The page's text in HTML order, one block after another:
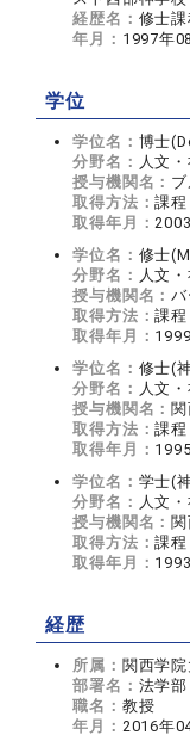
経歴名： 修士課
年月： 1997年
学位
学位名： 博士
分野名： 人文
授与機関名：
取得方法：課程
取得年月：
学位名： 修士
分野名： 人文
授与機関名：
取得方法：課程
取得年月：
学位名： 修士(
分野名： 人文
授与機関名：
取得方法：課程
取得年月：
学位名： 学士(
分野名： 人文
授与機関名：
取得方法：課程
取得年月：
経歴
所属： 関西学
部署名： 法学部
職名： 教授
年月： 2016年